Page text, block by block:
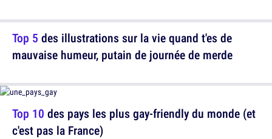
Top 10 des pays les plus gay-friendly du monde (et
c'est pas la France)
Top 5 des illustrations sur la vie quand t'es de
mauvaise humeur, putain de journée de merde